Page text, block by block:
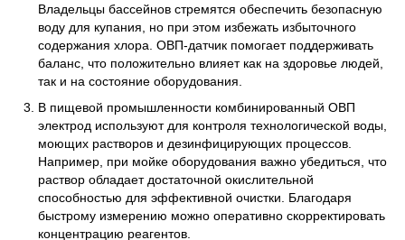
Владельцы бассейнов стремятся обеспечить безопасную
воду для купания, но при этом избежать избыточного
содержания хлора. ОВП-датчик помогает поддерживать
баланс, что положительно влияет как на здоровье людей,
так и на состояние оборудования.
В пищевой промышленности комбинированный ОВП
электрод используют для контроля технологической воды,
моющих растворов и дезинфицирующих процессов.
Например, при мойке оборудования важно убедиться, что
раствор обладает достаточной окислительной
способностью для эффективной очистки. Благодаря
быстрому измерению можно оперативно скорректировать
концентрацию реагентов.